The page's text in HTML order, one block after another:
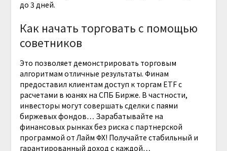
до 3 дней.
Как начать торговать с помощью
советников
Это позволяет демонстрировать торговым
алгоритмам отличные результаты. Финам
предоставил клиентам доступ к торгам ETF с
расчетами в юанях на СПБ Бирже. В частности,
инвесторы могут совершать сделки с паями
биржевых фондов… Зарабатывайте на
финансовых рынках без риска с партнерской
программой от Лайм ФХ! Получайте стабильный и
гарантированный доход с каждой…